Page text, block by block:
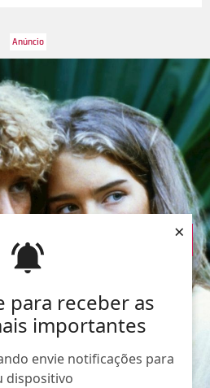
para receber as
importantes
envie notificações para
dispositivo
×